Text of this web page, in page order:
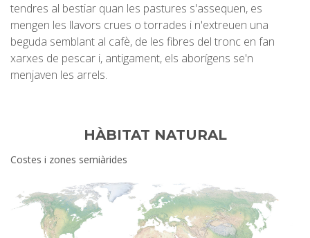
tendres al bestiar quan les pastures s'assequen, es
mengen les llavors crues o torrades i n'extreuen una
beguda semblant al cafè, de les fibres del tronc en fan
xarxes de pescar i, antigament, els aborígens se'n
menjaven les arrels.
HÀBITAT NATURAL
Costes i zones semiàrides